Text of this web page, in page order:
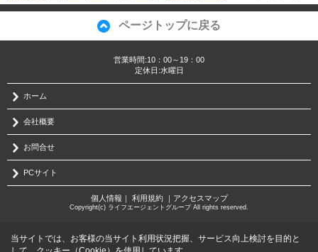
ページトップに戻る
営業時間:10：00～19：00
定休日:水曜日
ホーム
会社概要
お問合せ
PCサイト
個人情報 利用規約｜ アクセスマップ
Copyright(c) ライフエージェントグループ All rights reserved.
当サイトでは、お客様の当サイト利用状況把握、サービス向上検討を目的と